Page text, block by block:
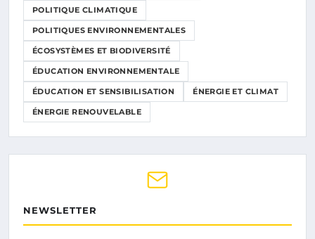
POLITIQUE CLIMATIQUE
POLITIQUES ENVIRONNEMENTALES
ÉCOSYSTÈMES ET BIODIVERSITÉ
ÉDUCATION ENVIRONNEMENTALE
ÉDUCATION ET SENSIBILISATION ÉNERGIE ET CLIMAT
ÉNERGIE RENOUVELABLE
NEWSLETTER